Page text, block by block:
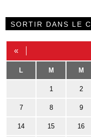
SORTIR DANS LE
«
L M M
1 2
7 8 9
14 15 16